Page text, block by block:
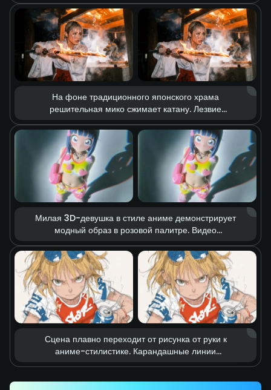
граффити-скетчи на фоне мощного круглого
прожектора. Замедленное движение подчёркивает
каждую деталь прыжка, передавая дерзкую
уличную энергию и винтажную фактуру кадра.
На фоне традиционного японского храма
решительная мико сжимает катану. Лезвие
искры и клубится дым. Кинематографичный свет
усиливает напряжение перед схваткой,
превращая сцену в кадр из масштабного экшен-
фильма.
Милая 3D-девушка в стиле аниме демонстрирует
модный образ в розовой палитре. Видео
в форме сердечек и элементы одежды парят в
воздухе, словно оживая. Мягкий студийный свет и
насыщенные цвета создают мечтательную,
нежную и живую fashion-атмосферу.
Сцена плавно переходит от рисунка от руки к
аниме-стилистике. Карандашные линии